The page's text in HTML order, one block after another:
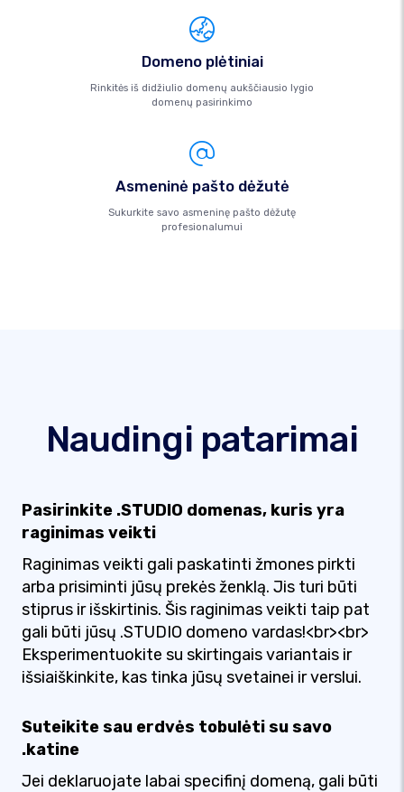
Domeno plėtiniai
Rinkitės iš didžiulio domenų aukščiausio lygio
domenų pasirinkimo
Asmeninė pašto dėžutė
Sukurkite savo asmeninę pašto dėžutę
profesionalumui
Naudingi patarimai
Pasirinkite .STUDIO domenas, kuris yra
raginimas veikti
Raginimas veikti gali paskatinti žmones pirkti
arba prisiminti jūsų prekės ženklą. Jis turi būti
stiprus ir išskirtinis. Šis raginimas veikti taip pat
gali būti jūsų .STUDIO domeno vardas!<br><br>
Eksperimentuokite su skirtingais variantais ir
išsiaiškinkite, kas tinka jūsų svetainei ir verslui.
Suteikite sau erdvės tobulėti su savo
.katine
Jei deklaruojate labai specifinį domeną, gali būti